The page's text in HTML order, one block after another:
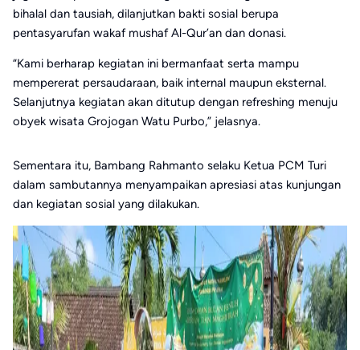
bihalal dan tausiah, dilanjutkan bakti sosial berupa
pentasyarufan wakaf mushaf Al-Qur’an dan donasi.
“Kami berharap kegiatan ini bermanfaat serta mampu
mempererat persaudaraan, baik internal maupun eksternal.
Selanjutnya kegiatan akan ditutup dengan refreshing menuju
obyek wisata Grojogan Watu Purbo,” jelasnya.
Sementara itu, Bambang Rahmanto selaku Ketua PCM Turi
dalam sambutannya menyampaikan apresiasi atas kunjungan
dan kegiatan sosial yang dilakukan.